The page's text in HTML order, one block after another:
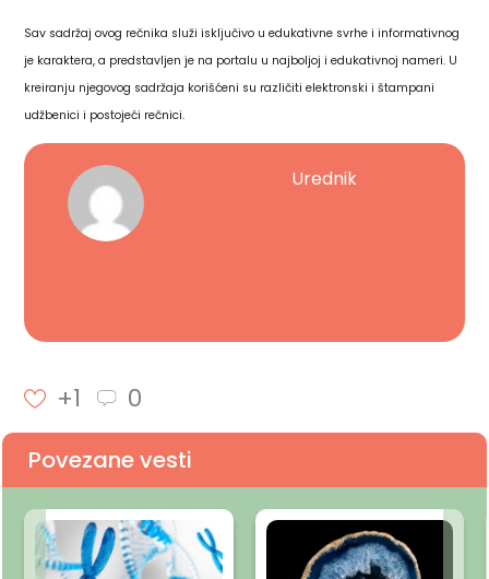
Sav sadržaj ovog rečnika služi isključivo u edukativne svrhe i informativnog
je karaktera, a predstavljen je na portalu u najboljoj i edukativnoj nameri. U
kreiranju njegovog sadržaja korišćeni su različiti elektronski i štampani
udžbenici i postojeći rečnici.
Urednik
+1 0
Povezane vesti